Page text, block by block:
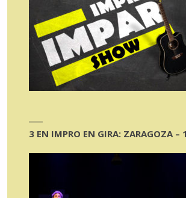
3 EN IMPRO EN GIRA: ZARAGOZA –